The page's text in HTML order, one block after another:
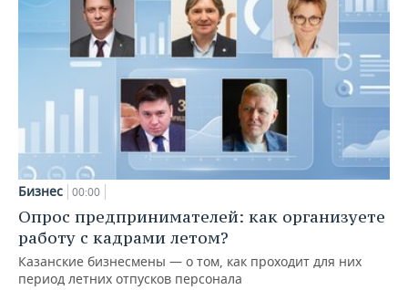
Бизнес 00:00
Опрос предпринимателей: как организуете
работу с кадрами летом?
Казанские бизнесмены — о том, как проходит для них
период летних отпусков персонала